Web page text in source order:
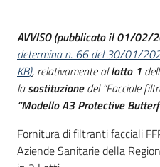
English
site
AVVISO (pubblicato il 01/02/
determina n. 66 del 30/01/
KB), relativamente allotto 1
lasostituzionedel “Facciale
“Modello A3 Protective
Fornitura di filtranti facciali
Aziende Sanitarie della